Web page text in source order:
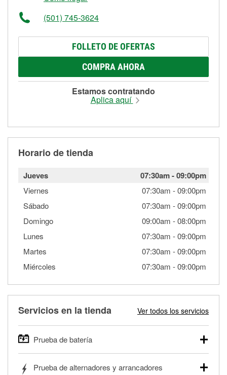
(501) 745-3624
FOLLETO DE OFERTAS
COMPRA AHORA
Estamos contratando
Aplica aquí
Horario de tienda
Jueves 07:30am-09:00pm
Viernes 07:30am -09:00pm
Sábado
07:30am -09:00pm
Domingo
09:00am -08:00pm
Lunes
07:30am -09:00pm
Martes
07:30am -09:00pm
Miércoles
07:30am -09:00pm
Servicios en la tienda Ver todos los servicios
Prueba de batería
autos, camionetas, SUVs, vehículos comerciales y
Prueba de alternadores y arrancadores